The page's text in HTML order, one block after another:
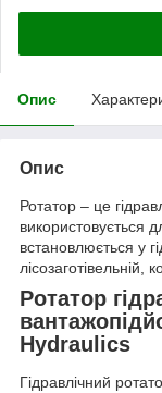
Опис
Опис
Ротатор – це
використовується
встановлюється у
лісозаготівельній,
Ротатор
Hydraulics
Гідравлічний